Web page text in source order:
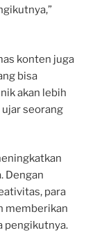
konten juga
bisa
akan lebih
seorang
Dengan
para
memberikan
pengikutnya.